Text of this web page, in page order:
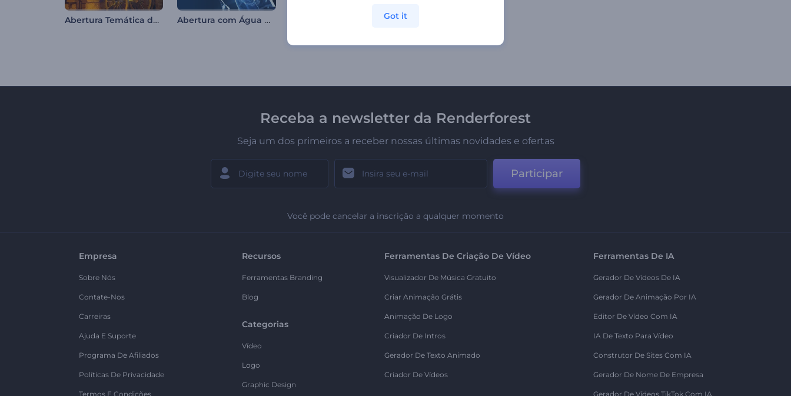
Abertura Temática do Ramadã Abertura com Água Cristalina Logo Superfície Limpa
Receba a newsletter da Renderforest
Seja um dos primeiros a receber nossas últimas novidades e ofertas
Participar
Você pode cancelar a inscrição a qualquer momento
Empresa
Sobre Nós
Contate-Nos
Carreiras
Ajuda E Suporte
Programa De Afiliados
Políticas De Privacidade
Termos E Condições
Recursos
Ferramentas Branding
Blog
Categorias
Vídeo
Logo
Graphic Design
Ferramentas De Criação De Vídeo
Visualizador De Música Gratuito
Criar Animação Grátis
Animação De Logo
Criador De Intros
Gerador De Texto Animado
Criador De Vídeos
Ferramentas De IA
Gerador De Vídeos De IA
Gerador De Animação Por IA
Editor De Vídeo Com IA
IA De Texto Para Vídeo
Construtor De Sites Com IA
Gerador De Nome De Empresa
Gerador De Vídeos TikTok Com IA
Got it